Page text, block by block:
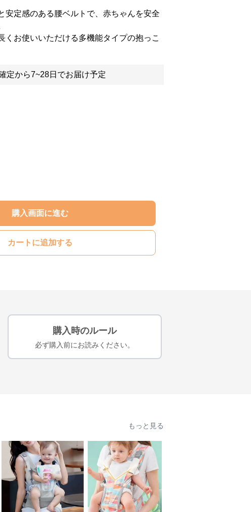
安定感のある腰ベルトで、赤ちゃんを安全
くお使いいただける多機能タイプの抱っこ
定から7~28日でお届け予定
購入画面に進む
カートに追加する
購入時のルール
必ず購入前にお読みください。
もっと見る